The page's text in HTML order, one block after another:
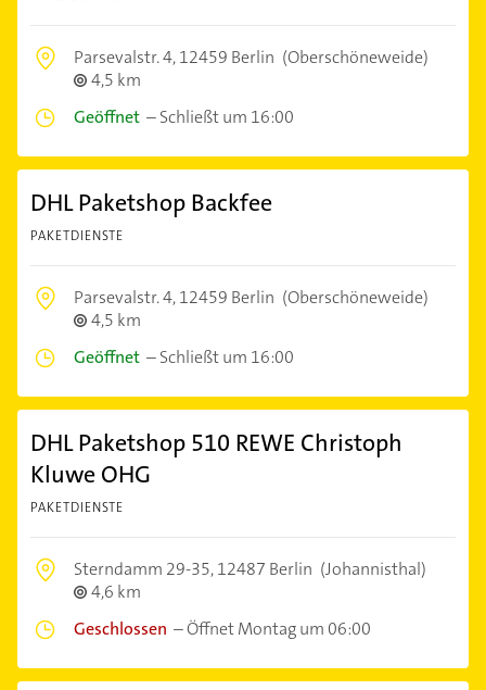
Parsevalstr. 4,12459 Berlin (Oberschöneweide)
4,5 km
Geöffnet –Schließt um 16:00
DHL Paketshop Backfee
PAKETDIENSTE
Parsevalstr. 4,12459 Berlin (Oberschöneweide)
4,5 km
Geöffnet –Schließt um 16:00
DHL Paketshop 510 REWE Christoph
Kluwe OHG
PAKETDIENSTE
Sterndamm 29-35,12487 Berlin (Johannisthal)
4,6 km
Geschlossen –Öffnet Montag um 06:00